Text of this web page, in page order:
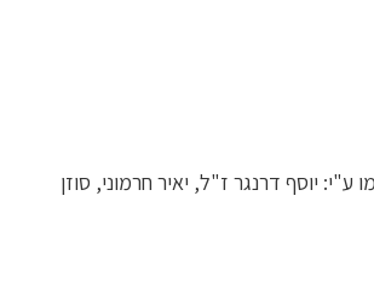
ע"י: יוסף דרנגר ז"ל, יאיר חרמוני, סוזן